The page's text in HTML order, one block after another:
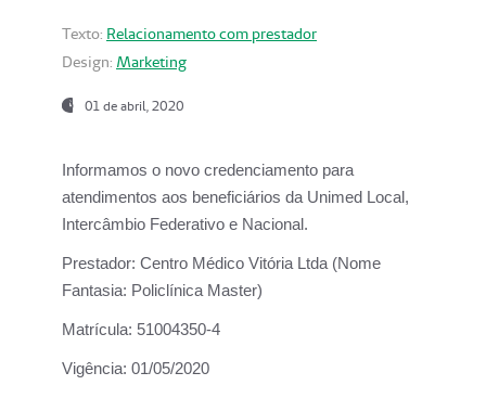
Texto: Relacionamento com prestador
Design: Marketing
01 de abril, 2020
Informamos o novo credenciamento para
atendimentos aos beneficiários da Unimed Local,
Intercâmbio Federativo e Nacional.
Prestador: Centro Médico Vitória Ltda (Nome
Fantasia: Policlínica Master)
Matrícula: 51004350-4
Vigência: 01/05/2020